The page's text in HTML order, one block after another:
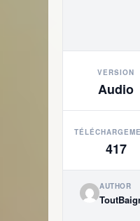
VERSION
Audio
417
AUTHOR